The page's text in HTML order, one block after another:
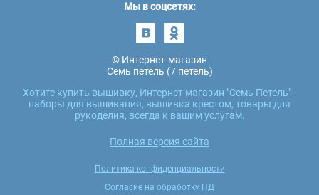
Мы в соцсетях:
© Интернет-магазин
Семь петель (7 петель)
Хотите купить вышивку, Интернет магазин "Семь Петель" -
наборы для вышивания, вышивка крестом, товары для
рукоделия, всегда к вашим услугам.
Полная версия сайта
Политика конфиденциальности
Согласие на обработку ПД